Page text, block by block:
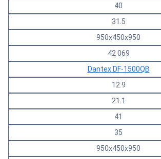
40
31.5
950x450x950
42 069
Dantex DF-1500QB
12.9
21.1
41
35
950x450x950